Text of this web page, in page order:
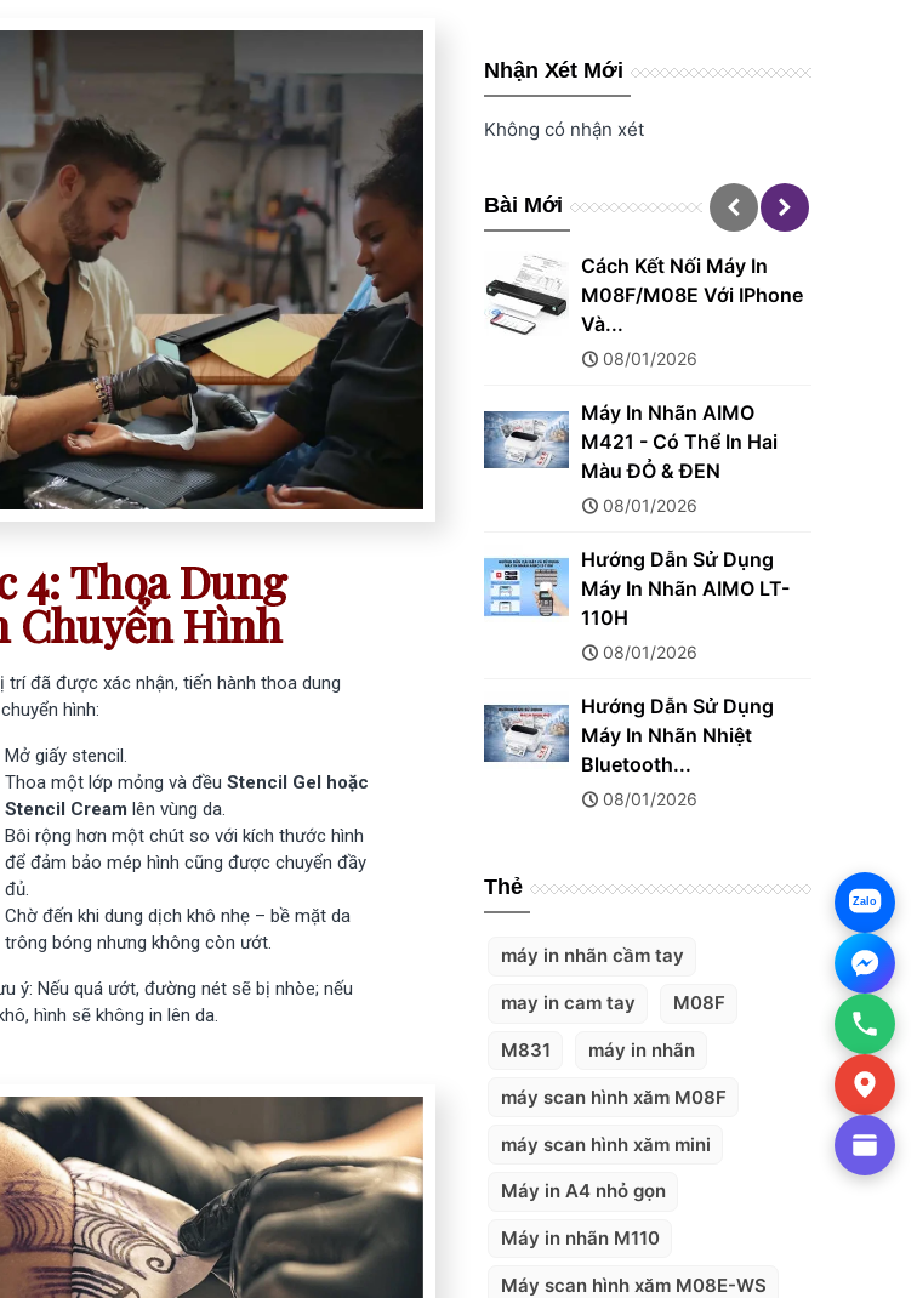
Nhận Xét Mới
Không có nhận xét
Bài Mới
Cách Kết Nối Máy In
M08F/M08E Với IPhone
Và...
08/01/2026
Máy In Nhãn AIMO
M421 - Có Thể In Hai
Màu ĐỎ & ĐEN
08/01/2026
Hướng Dẫn Sử Dụng
Máy In Nhãn AIMO LT-
110H
08/01/2026
Hướng Dẫn Sử Dụng
Máy In Nhãn Nhiệt
Bluetooth...
08/01/2026
Thẻ
máy in nhãn cầm tay
may in cam tay M08F
M831 máy in nhãn
máy scan hình xăm M08F
máy scan hình xăm mini
Máy in A4 nhỏ gọn
Máy in nhãn M110
Máy scan hình xăm M08E-WS
4: Thoa Dung
Chuyển Hình
trí đã được xác nhận, tiến hành thoa dung
hình:
Mở giấy stencil.
Thoa một lớp mỏng và đều Stencil Gel hoặc
Stencil Cream lên vùng da.
Bôi rộng hơn một chút so với kích thước hình
để đảm bảo mép hình cũng được chuyển đầy
đủ.
Chờ đến khi dung dịch khô nhẹ – bề mặt da
trông bóng nhưng không còn ướt.
ý: Nếu quá ướt, đường nét sẽ bị nhòe; nếu
hình sẽ không in lên da.
Zalo